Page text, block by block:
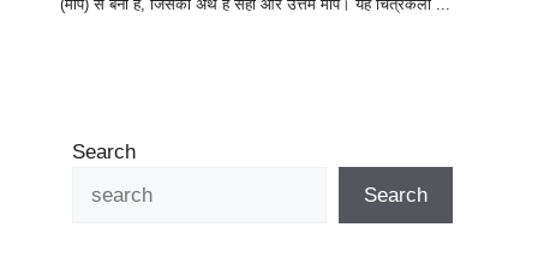
(माप) से बना है, जिसका अर्थ है सही और उत्तम माप। यह चित्रकला ...
Search
Search